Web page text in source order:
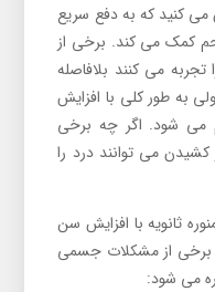
کنید که به دفع سریع
کمک می کند. برخی از
تجربه می کنند بلافاصله
به طور کلی با افزایش
می شود. اگر چه برخی
می توانند درد را
ثانویه با افزایش سن
برخی از مشکلات جسمی
می شود: